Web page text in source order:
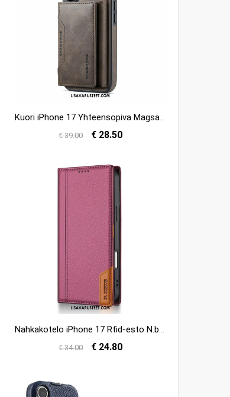
Kuori iPhone 17 Yhteensopiva Magsafe Irrotettavan Korttikotelon Magging Kanssa
€ 39.00 € 28.50
€ 34.00 € 24.80